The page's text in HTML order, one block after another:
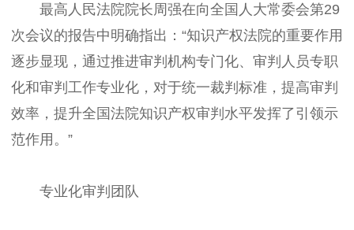
最高人民法院院长周强在向全国人大常委会第29
次会议的报告中明确指出：“知识产权法院的重要作用
逐步显现，通过推进审判机构专门化、审判人员专职
化和审判工作专业化，对于统一裁判标准，提高审判
效率，提升全国法院知识产权审判水平发挥了引领示
范作用。”
专业化审判团队